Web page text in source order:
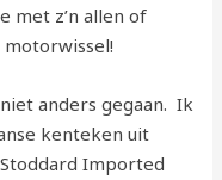
met z’n allen of
niet anders gegaan. Ik
kenteken uit
Imported